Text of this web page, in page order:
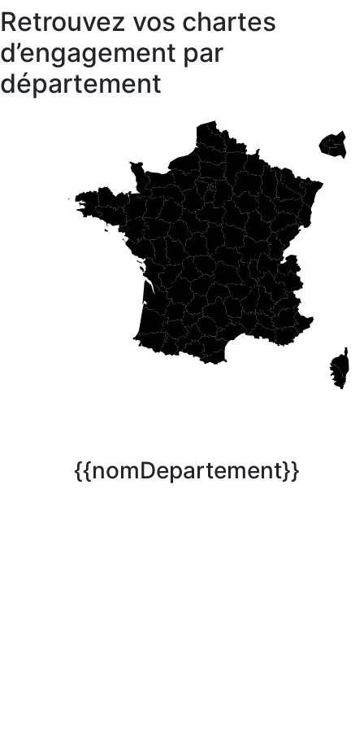
Retrouvez vos chartes
d’engagement par
département
{{nomDepartement}}